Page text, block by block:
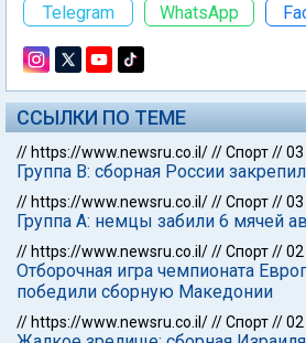
Telegram
WhatsApp
ССЫЛКИ ПО ТЕМЕ
// https://www.newsru.co.il///Спорт//03
Группа В: сборная России
// https://www.newsru.co.il///Спорт//03
Группа А: немцы забили 6 мячей
// https://www.newsru.co.il///Спорт//02
Отборочная игра чемпионата
победили сборную Македонии
// https://www.newsru.co.il///Спорт//02